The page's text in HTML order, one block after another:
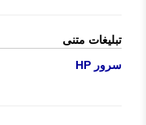
تبلیغات متنی
سرور HP